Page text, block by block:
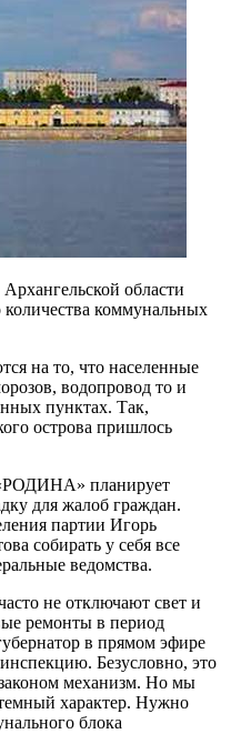
области
количества коммунальных
на то, что населенные
водопровод то и
пунктах. Так,
острова пришлось
«РОДИНА» планирует
для жалоб граждан.
партии Игорь
собирать у себя все
ведомства.
не отключают свет и
ремонты в период
в прямом эфире
Безусловно, это
механизм. Но мы
характер. Нужно
блока